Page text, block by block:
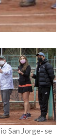
San Jorge- se